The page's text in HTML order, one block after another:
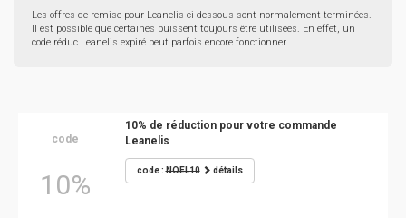
Les offres de remise pour Leanelis ci-dessous sont normalement terminées.
Il est possible que certaines puissent toujours être utilisées. En effet, un
code réduc Leanelis expiré peut parfois encore fonctionner.
code
10%
10% de réduction pour votre commande
Leanelis
code :NOEL10 détails